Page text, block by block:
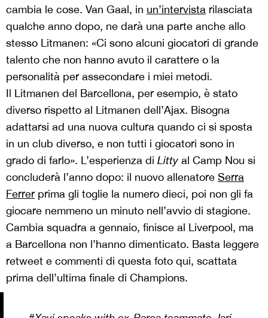
cambia le cose. Van Gaal, in un’intervista rilasciata
qualche anno dopo, ne darà una parte anche allo
stesso Litmanen: «Ci sono alcuni giocatori di grande
talento che non hanno avuto il carattere o la
personalità per assecondare i miei metodi.
Il Litmanen del Barcellona, per esempio, è stato
diverso rispetto al Litmanen dell’Ajax. Bisogna
adattarsi ad una nuova cultura quando ci si sposta
in un club diverso, e non tutti i giocatori sono in
grado di farlo». L’esperienza di Litty al Camp Nou si
concluderà l’anno dopo: il nuovo allenatore Serra
Ferrer prima gli toglie la numero dieci, poi non gli fa
giocare nemmeno un minuto nell’avvio di stagione.
Cambia squadra a gennaio, finisce al Liverpool, ma
a Barcellona non l’hanno dimenticato. Basta leggere
retweet e commenti di questa foto qui, scattata
prima dell’ultima finale di Champions.